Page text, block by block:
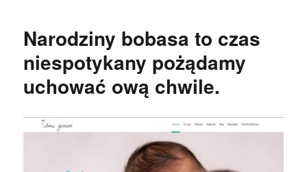
Narodziny bobasa to czas
niespotykany pożądamy
uchować ową chwile.